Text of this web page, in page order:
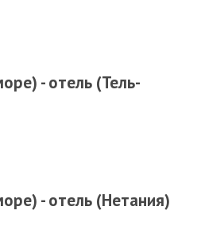
- отель (Тель-
- отель (Нетания)